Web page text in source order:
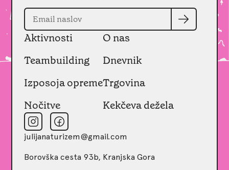
Aktivnosti
Teambuilding
Izposoja opreme
Nočitve
O nas
Dnevnik
Trgovina
Kekčeva dežela
julijanaturizem@gmail.com
Borovška cesta 93b, Kranjska Gora